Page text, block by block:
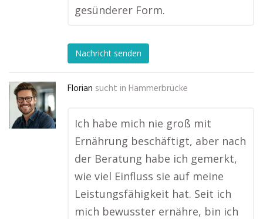
gesünderer Form.
Nachricht senden
Florian sucht in Hammerbrücke
Ich habe mich nie groß mit
Ernährung beschäftigt, aber nach
der Beratung habe ich gemerkt,
wie viel Einfluss sie auf meine
Leistungsfähigkeit hat. Seit ich
mich bewusster ernähre, bin ich